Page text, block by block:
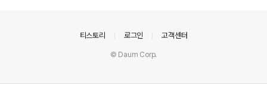
티스토리 로그인 고객센터
© Daum Corp.